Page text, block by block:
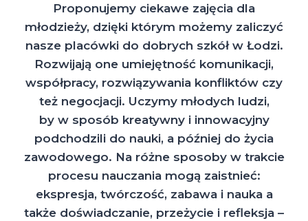
Proponujemy ciekawe zajęcia dla
młodzieży, dzięki którym możemy zaliczyć
nasze placówki do dobrych szkół w Łodzi.
Rozwijają one umiejętność komunikacji,
współpracy, rozwiązywania konfliktów czy
też negocjacji. Uczymy młodych ludzi,
by w sposób kreatywny i innowacyjny
podchodzili do nauki, a później do życia
zawodowego. Na różne sposoby w trakcie
procesu nauczania mogą zaistnieć:
ekspresja, twórczość, zabawa i nauka a
także doświadczanie, przeżycie i refleksja –